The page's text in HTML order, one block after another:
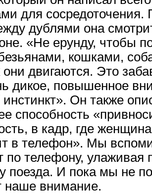
для
дублями она
«Не ерунду, чтобы
кошками,
они двигаются. Это
дикое, повышенное
Он также
способность
в кадр, где
в телефон». Мы
по телефону,
поезда. И пока мы не
наше внимание.